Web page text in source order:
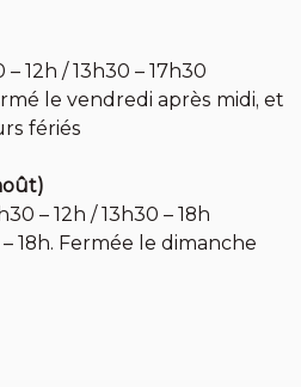
12h / 13h30 – 17h30
le vendredi après midi, et
fériés
– 12h / 13h30 – 18h
– 18h. Fermée le dimanche